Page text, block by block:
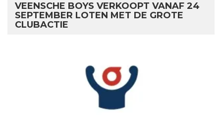
VEENSCHE BOYS VERKOOPT VANAF 24
SEPTEMBER LOTEN MET DE GROTE
CLUBACTIE